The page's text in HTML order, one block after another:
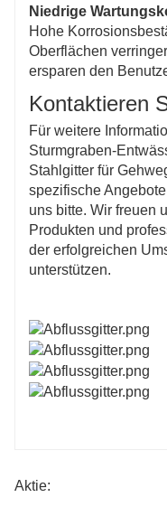
Niedrige
Hohe
Oberflächen
ersparen den
Kontaktieren
Für weitere
Sturmgraben-
Stahlgitter für
spezifische
uns bitte. Wir freuen
Produkten und
der erfolgreichen
unterstützen.
Aktie: